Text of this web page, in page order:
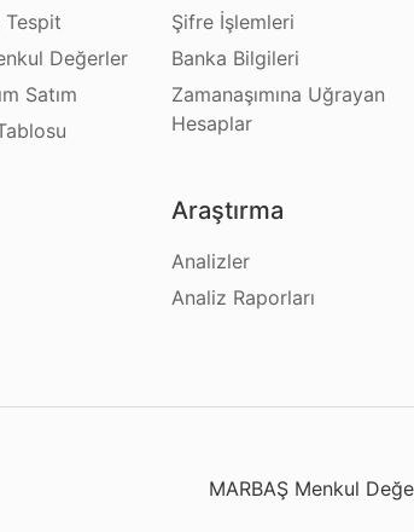
Değerler
Satım
Şifre İşlemleri
Banka Bilgileri
Zamanaşımına Uğrayan
Hesaplar
Araştırma
Analizler
Analiz Raporları
MARBAŞ Menkul